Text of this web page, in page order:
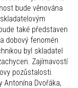
bude věnována
také představen
dobový fenomén
byl skladatel
Zajímavostí
pozůstalosti.
Antonína Dvořáka,